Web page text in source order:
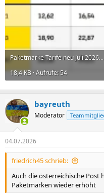
Paketmarke
18,4 KB · Aufrufe: 54
bayreuth
Moderator
04.07.2026
friedrich45 schrieb:
Auch die österreichische Post
Paketmarken wieder erhöht